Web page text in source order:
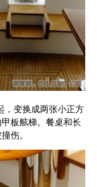
变换成两张小正方
板舷梯。餐桌和长
伤。